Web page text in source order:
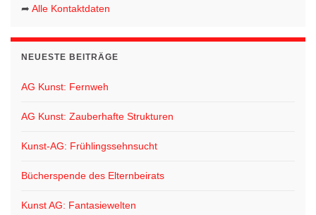
➦ Alle Kontaktdaten
NEUESTE BEITRÄGE
AG Kunst: Fernweh
AG Kunst: Zauberhafte Strukturen
Kunst-AG: Frühlingssehnsucht
Bücherspende des Elternbeirats
Kunst AG: Fantasiewelten